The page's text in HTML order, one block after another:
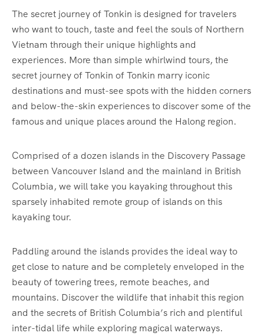
The secret journey of Tonkin is designed for travelers
who want to touch, taste and feel the souls of Northern
Vietnam through their unique highlights and
experiences. More than simple whirlwind tours, the
secret journey of Tonkin of Tonkin marry iconic
destinations and must-see spots with the hidden corners
and below-the-skin experiences to discover some of the
famous and unique places around the Halong region.
Comprised of a dozen islands in the Discovery Passage
between Vancouver Island and the mainland in British
Columbia, we will take you kayaking throughout this
sparsely inhabited remote group of islands on this
kayaking tour.
Paddling around the islands provides the ideal way to
get close to nature and be completely enveloped in the
beauty of towering trees, remote beaches, and
mountains. Discover the wildlife that inhabit this region
and the secrets of British Columbia’s rich and plentiful
inter-tidal life while exploring magical waterways.‍